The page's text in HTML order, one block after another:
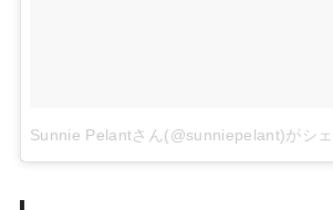
Sunnie Pelantさん(@sunniepelant)がシ